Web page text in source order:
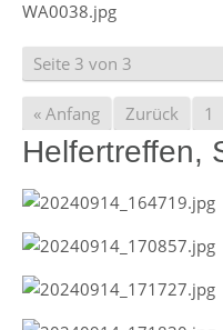
Seite 3 von 3
« Anfang Zurück 1
Helfertreffen,